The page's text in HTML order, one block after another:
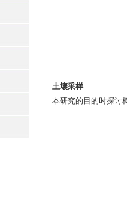
土壤采样
本研究的目的时探讨